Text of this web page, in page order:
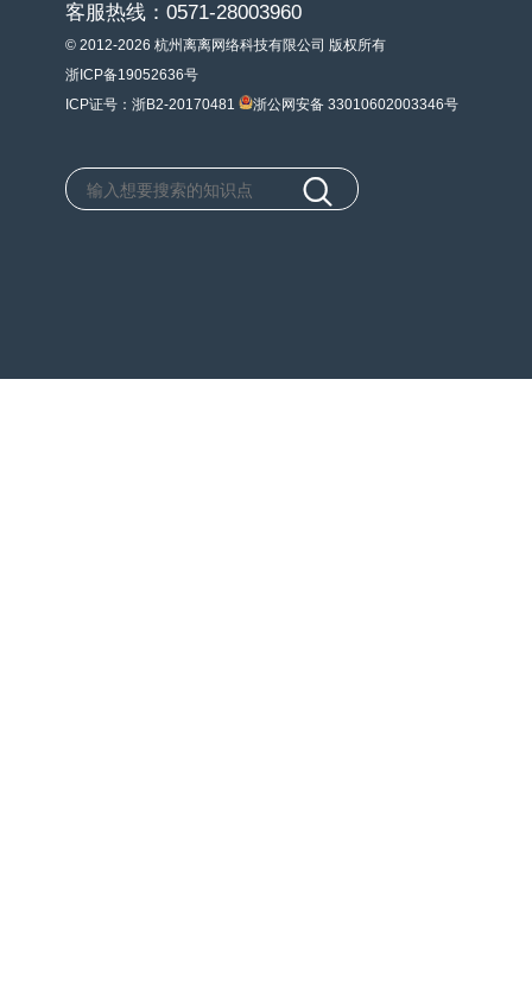
客服热线：0571-28003960
© 2012-2026 杭州离离网络科技有限公司 版权所有
浙ICP备19052636号
ICP证号：浙B2-20170481
浙公网安备 33010602003346号